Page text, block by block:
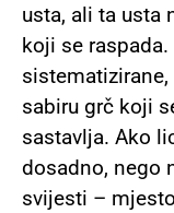
usta, ali ta usta
koji se
sabiru grč koji
sastavlja. Ako
dosadno, nego
svijesti –